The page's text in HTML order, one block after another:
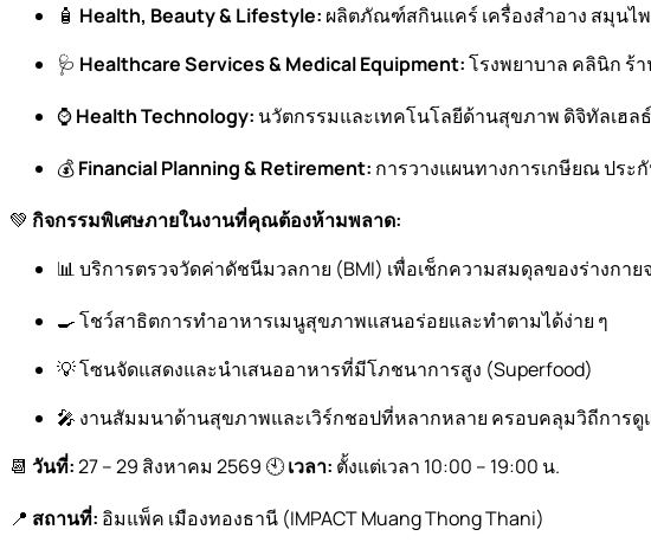
🧴 Health, Beauty & Lifestyle: ผลิตภัณฑ์สกินแคร์ เครื่องสำอาง สมุนไ
🩺 Healthcare Services & Medical Equipment:โรงพยาบาล คลินิก ร้
⌚Health Technology: นวัตกรรมและเทคโนโลยีด้านสุขภาพ ดิจิทัลเฮล
💰Financial Planning & Retirement: การวางแผนทางการเกษียณ ประ
💚 กิจกรรมพิเศษภายในงานที่คุณต้องห้ามพลาด:
📊 บริการตรวจวัดค่าดัชนีมวลกาย (BMI) เพื่อเช็กความสมดุลของร่างกา
🍳 โชว์สาธิตการทำอาหารเมนูสุขภาพแสนอร่อยและทำตามได้ง่าย ๆ
💡 โซนจัดแสดงและนำเสนออาหารที่มีโภชนาการสูง (Superfood)
🎤 งานสัมมนาด้านสุขภาพและเวิร์กชอปที่หลากหลาย ครอบคลุมวิถีการ
📆 วันที่:27 – 29 สิงหาคม 2569 🕙เวลา: ตั้งแต่เวลา 10:00 – 19:00 น.
📍 สถานที่: อิมแพ็ค เมืองทองธานี (IMPACT Muang Thong Thani)